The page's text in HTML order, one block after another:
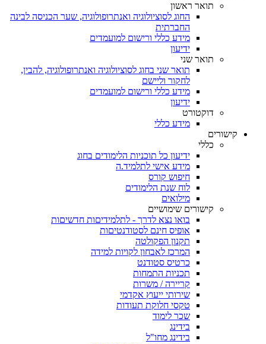
תואר ראשון
החוג לסוציולוגיה ואנתרופולוגיה, שער הכניסה לבינה
החברתית
מידע כללי ורישום למועמדים
ידיעון
תואר שני
תואר שני בחוג לסוציולוגיה ואנתרופולוגיה, להבין,
לחקור וליישם
מידע כללי ורישום למועמדים
ידיעון
דוקטורט
מידע כללי
קישורים
כללי
ידיעון כל תוכניות הלימודים בחוג
מידע אישי לתלמיד.ה
חיפוש קורס
לוח שנת הלימודים
מילואים
קישורים שימושיים
בואו נצא לדרך - לתלמידיםות חדשיםות
אופיס חינם לסטודנטיםות
תקנון הפקולטה
המרכז לאבחון לקויות למידה
כרטיס סטודנט
תכניות התמחות
קריירה / משרות
שירותי ייעוץ אקדמי
טקסי חלוקת תעודות
שכר לימוד
בידינג
בידינג מחו"ל